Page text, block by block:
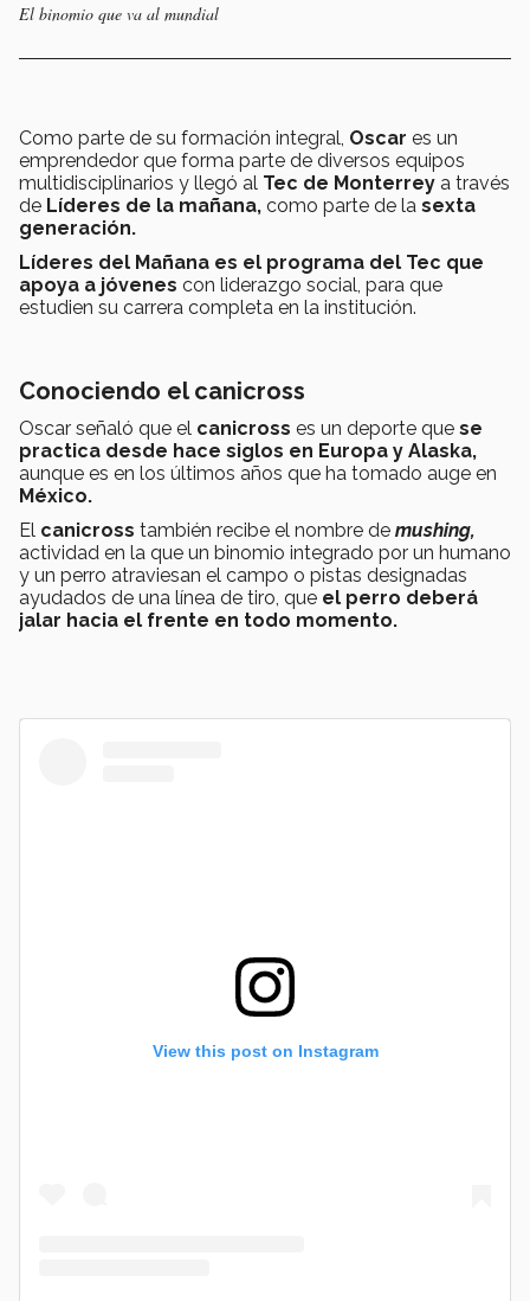
El binomio que va al mundial
Como parte de su formación integral, Oscar es un
emprendedor que forma parte de diversos equipos
multidisciplinarios y llegó al Tec de Monterrey a través
de Líderes de la mañana, como parte de la sexta
generación.
Líderes del Mañana es el programa del Tec que
apoya a jóvenes con liderazgo social, para que
estudien su carrera completa en la institución.
Conociendo el canicross
Oscar señaló que el canicross es un deporte que se
practica desde hace siglos en Europa y Alaska,
aunque es en los últimos años que ha tomado auge en
México.
El canicross también recibe el nombre de mushing,
actividad en la que un binomio integrado por un humano
y un perro atraviesan el campo o pistas designadas
ayudados de una línea de tiro, que el perro deberá
jalar hacia el frente en todo momento.
View this post on Instagram